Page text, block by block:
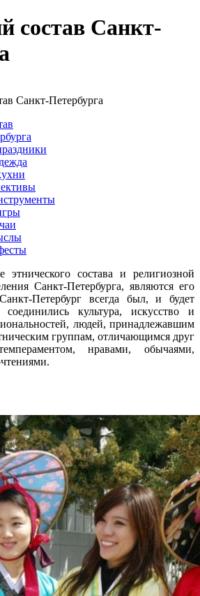
состав Санкт-
Санкт-Петербурга
этнического состава и религиозной
Санкт-Петербурга, являются его
Петербург всегда был, и будет
культура, искусство и
людей, принадлежавшим
группам, отличающимся друг
нравами, обычаями,